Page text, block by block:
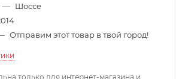
— Шоссе
Отправим этот товар в твой город!
только для интернет-магазина и